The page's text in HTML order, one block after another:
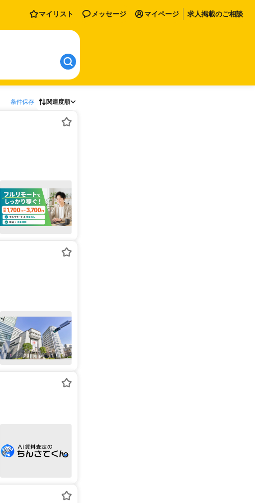
マイリスト メッセージ マイページ 求人掲載のご相談
条件保存 関連度順